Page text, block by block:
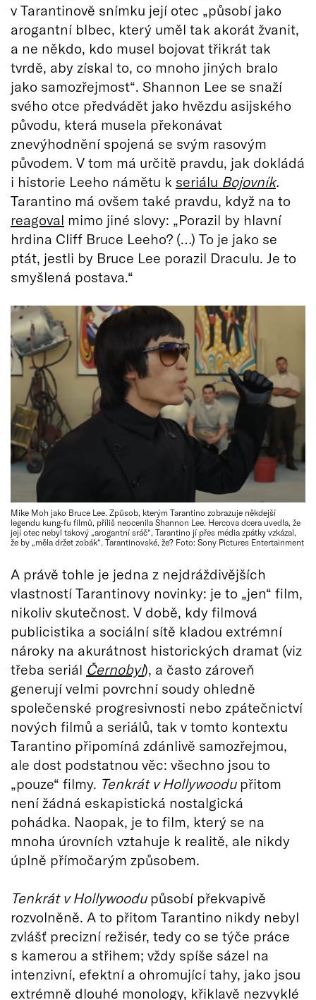
v Tarantinově snímku její otec „působí jako
arogantní blbec, který uměl tak akorát žvanit,
a ne někdo, kdo musel bojovat třikrát tak
tvrdě, aby získal to, co mnoho jiných bralo
jako samozřejmost“. Shannon Lee se snaží
svého otce předvádět jako hvězdu asijského
původu, která musela překonávat
znevýhodnění spojená se svým rasovým
původem. V tom má určitě pravdu, jak dokládá
i historie Leeho námětu k seriálu Bojovník.
Tarantino má ovšem také pravdu, když na to
reagoval mimo jiné slovy: „Porazil by hlavní
hrdina Cliff Bruce Leeho? (…) To je jako se
ptát, jestli by Bruce Lee porazil Draculu. Je to
smyšlená postava.“
Mike Moh jako Bruce Lee. Způsob, kterým Tarantino zobrazuje někdejší
legendu kung-fu filmů, příliš neocenila Shannon Lee. Hercova dcera uvedla, že
její otec nebyl takový „arogantní sráč“, Tarantino jí přes média zpátky vzkázal,
že by „měla držet zobák“. Tarantinovské, že? Foto: Sony Pictures Entertainment
A právě tohle je jedna z nejdráždivějších
vlastností Tarantinovy novinky: je to „jen“ film,
nikoliv skutečnost. V době, kdy filmová
publicistika a sociální sítě kladou extrémní
nároky na akurátnost historických dramat (viz
třeba seriál Černobyl), a často zároveň
generují velmi povrchní soudy ohledně
společenské progresivnosti nebo zpátečnictví
nových filmů a seriálů, tak v tomto kontextu
Tarantino připomíná zdánlivě samozřejmou,
ale dost podstatnou věc: všechno jsou to
„pouze“ filmy. Tenkrát v Hollywoodupřitom
není žádná eskapistická nostalgická
pohádka. Naopak, je to film, který se na
mnoha úrovních vztahuje k realitě, ale nikdy
úplně přímočarým způsobem.
Tenkrát v Hollywoodupůsobí překvapivě
rozvolněně. A to přitom Tarantino nikdy nebyl
zvlášť precizní režisér, tedy co se týče práce
s kamerou a střihem; vždy spíše sázel na
intenzivní, efektní a ohromující tahy, jako jsou
extrémně dlouhé monology, křiklavě nezvyklé